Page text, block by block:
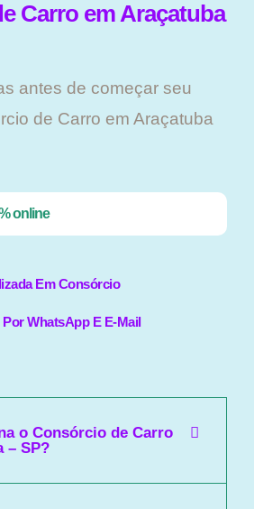
Carro em Araçatuba
antes de começar seu
de Carro em Araçatuba
online
Em Consórcio
WhatsApp E E-Mail
o Consórcio de Carro
– SP?